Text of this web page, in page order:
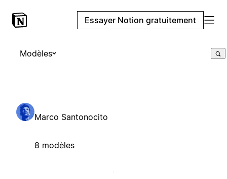
Essayer Notion gratuitement
Modèles
Marco Santonocito
8 modèles